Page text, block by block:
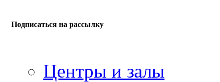
Подписаться на рассылку
Центры и залы